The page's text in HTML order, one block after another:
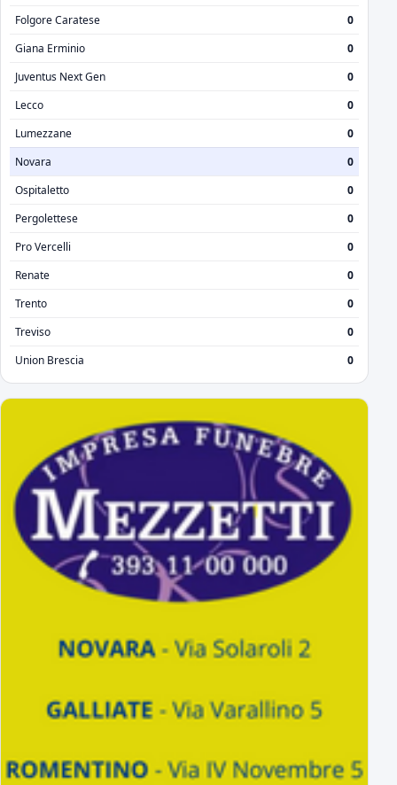
Folgore Caratese
0
Giana Erminio
0
Juventus Next Gen
0
Lecco
0
Lumezzane
0
Novara
0
Ospitaletto
0
Pergolettese
0
Pro Vercelli
0
Renate
0
Trento
0
Treviso
0
Union Brescia
0